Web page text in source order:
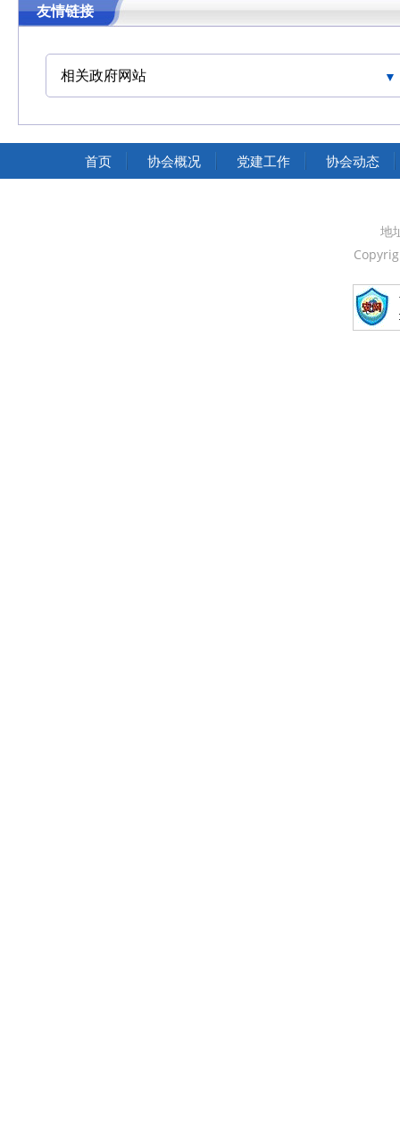
友情链接
相关政府网站
中国交通运输协会官网
首页 协会概况 党建工作 协会动态
地